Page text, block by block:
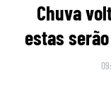
Chuva
estas